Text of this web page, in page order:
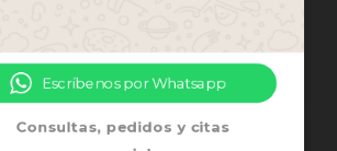
José Zornoza Bernabéu, 10,
Coworking, Despacho
4, 07800 Ibiza
Escríbenos por Whatsapp
comerciales.